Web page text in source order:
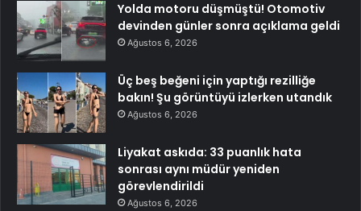
Yolda motoru düşmüştü! Otomotiv
devinden günler sonra açıklama geldi
Ağustos 6, 2026
Üç beş beğeni için yaptığı rezilliğe
bakın! Şu görüntüyü izlerken utandık
Ağustos 6, 2026
Liyakat askıda: 33 puanlık hata
sonrası aynı müdür yeniden
görevlendirildi
Ağustos 6, 2026